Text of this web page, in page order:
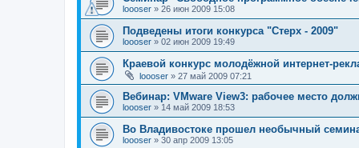
loooser » 26 июн 2009 15:08
Подведены итоги конкурса "Стерх - 2009"
loooser » 02 июн 2009 19:49
Краевой конкурс молодёжной интернет-
loooser » 27 май 2009 07:21
Вебинар: VMware View3: рабочее место
loooser » 14 май 2009 18:53
Во Владивостоке прошел необычный
loooser » 30 апр 2009 13:05